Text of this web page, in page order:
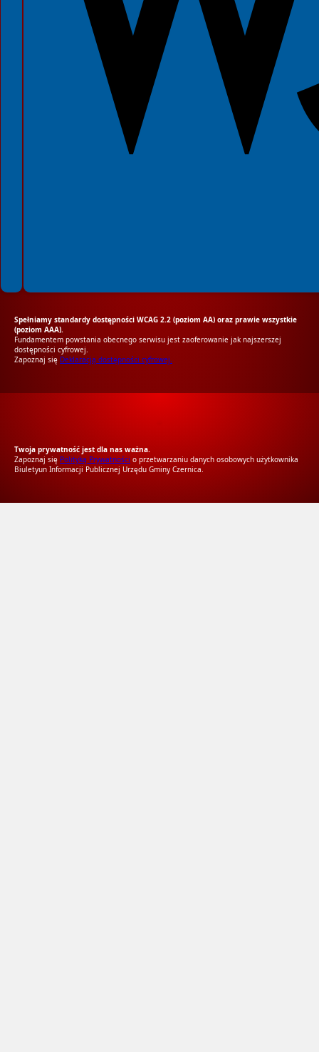
Spełniamy standardy dostępności WCAG 2.2 (poziom AA) oraz prawie wszystkie
(poziom AAA).
Fundamentem powstania obecnego serwisu jest zaoferowanie jak najszerszej
dostępności cyfrowej.
Zapoznaj się Deklaracją dostępności cyfrowej.
Twoja prywatność jest dla nas ważna.
Zapoznaj się Polityką Prywatności o przetwarzaniu danych osobowych użytkownika
Biuletyun Informacji Publicznej Urzędu Gminy Czernica.